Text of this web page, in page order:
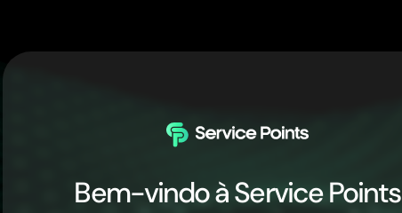
Bem-vindo à Service Points